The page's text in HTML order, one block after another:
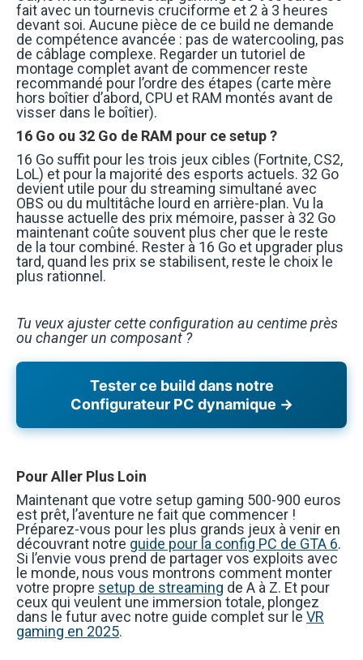
fait avec un tournevis cruciforme et 2 à 3 heures
devant soi. Aucune pièce de ce build ne demande
de compétence avancée : pas de watercooling, pas
de câblage complexe. Regarder un tutoriel de
montage complet avant de commencer reste
recommandé pour l’ordre des étapes (carte mère
hors boîtier d’abord, CPU et RAM montés avant de
visser dans le boîtier).
16 Go ou 32 Go de RAM pour ce setup ?
16 Go suffit pour les trois jeux cibles (Fortnite, CS2,
LoL) et pour la majorité des esports actuels. 32 Go
devient utile pour du streaming simultané avec
OBS ou du multitâche lourd en arrière-plan. Vu la
hausse actuelle des prix mémoire, passer à 32 Go
maintenant coûte souvent plus cher que le reste
de la tour combiné. Rester à 16 Go et upgrader plus
tard, quand les prix se stabilisent, reste le choix le
plus rationnel.
Tu veux ajuster cette configuration au centime près
ou changer un composant ?
Tester ce build dans notre
Configurateur PC dynamique →
Pour Aller Plus Loin
Maintenant que votre setup gaming 500-900 euros
est prêt, l’aventure ne fait que commencer !
Préparez-vous pour les plus grands jeux à venir en
découvrant notre guide pour la config PC de GTA 6.
Si l’envie vous prend de partager vos exploits avec
le monde, nous vous montrons comment monter
votre propre setup de streaming de A à Z. Et pour
ceux qui veulent une immersion totale, plongez
dans le futur avec notre guide complet sur le VR
gaming en 2025.